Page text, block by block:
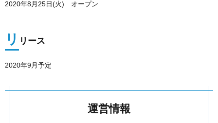
2020年8月25日(火) オープン
リ リース
2020年9月予定
運営情報